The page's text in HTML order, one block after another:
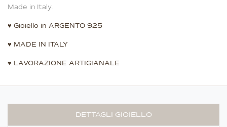
Made in Italy.
♥ Gioiello in ARGENTO 925
♥ MADE IN ITALY
♥ LAVORAZIONE ARTIGIANALE
DETTAGLI GIOIELLO